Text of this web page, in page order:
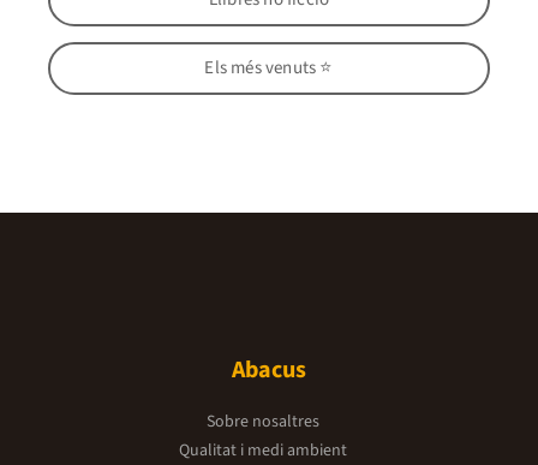
Els més venuts ⭐
Abacus
Sobre nosaltres
Qualitat i medi ambient